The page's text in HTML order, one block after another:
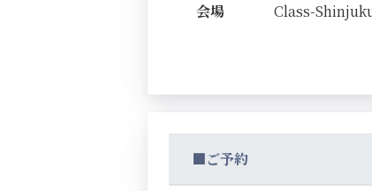
会場 Class-
■ご予約